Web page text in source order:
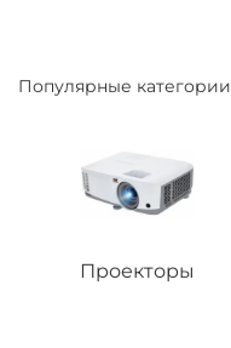
Популярные категории
Проекторы